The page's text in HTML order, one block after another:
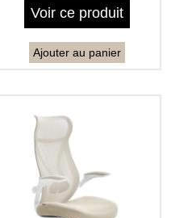
Voir ce produit
Ajouter au panier